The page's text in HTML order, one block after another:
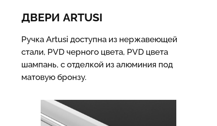
ДВЕРИ ARTUSI
Ручка Artusi доступна из нержавеющей
стали, PVD черного цвета, PVD цвета
шампань, с отделкой из алюминия под
матовую бронзу.